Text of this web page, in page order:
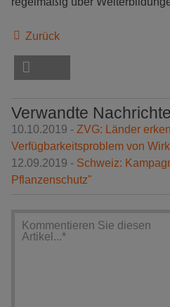
Zurück
Verwandte
10.10.2019 - ZVG: Länder
Verfügbarkeitsproblem von
12.09.2019 - Schweiz:
Pflanzenschutz"